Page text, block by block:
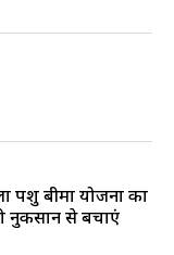
बीमा योजना का
नुकसान से बचाएं